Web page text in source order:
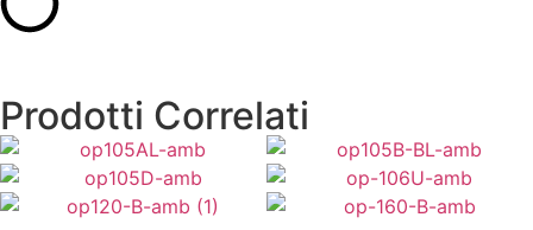
Prodotti Correlati
2.725,00€
Aggiungi al Carrello
1.615,00
Aggiungi al Carrello
1.849,00 €
Aggiungi al Carrello
1.621,00
Aggiungi al Carrello
2.433,00 € 3.657,00 €